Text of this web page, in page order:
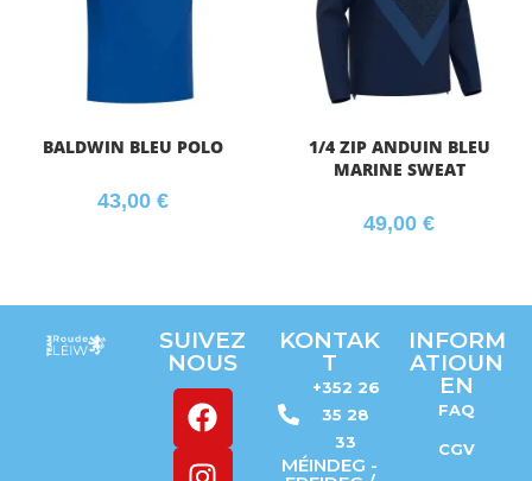
BALDWIN BLEU POLO
43,00 €
1/4 ZIP ANDUIN BLEU
MARINE SWEAT
49,00 €
SUIVEZ
NOUS
KONTAK
T
+352 26
35 28
33
MÉINDEG -
INFORM
ATIOUN
EN
FAQ
CGV